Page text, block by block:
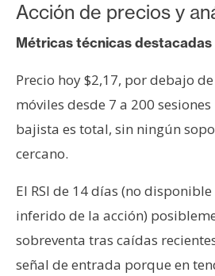
Acción de precios y
Métricas técnicas destacadas
Precio hoy $2,17, por debajo
móviles desde 7 a 200
bajista es total, sin ningún
cercano.
El RSI de 14 días (no
inferido de la acción)
sobreventa tras caídas
señal de entrada porque en